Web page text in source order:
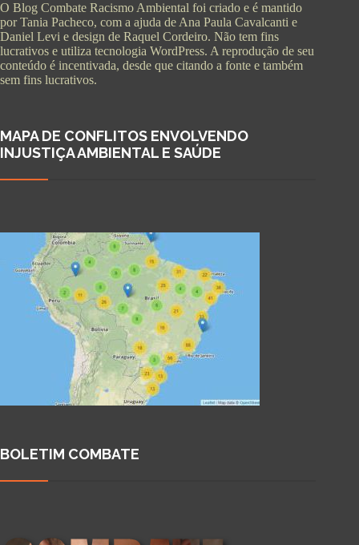
O Blog Combate Racismo Ambiental foi criado e é mantido
por Tania Pacheco, com a ajuda de Ana Paula Cavalcanti e
Daniel Levi e design de Raquel Cordeiro. Não tem fins
lucrativos e utiliza tecnologia WordPress. A reprodução de seu
conteúdo é incentivada, desde que citando a fonte e também
sem fins lucrativos.
MAPA DE CONFLITOS ENVOLVENDO
INJUSTIÇA AMBIENTAL E SAÚDE
BOLETIM COMBATE